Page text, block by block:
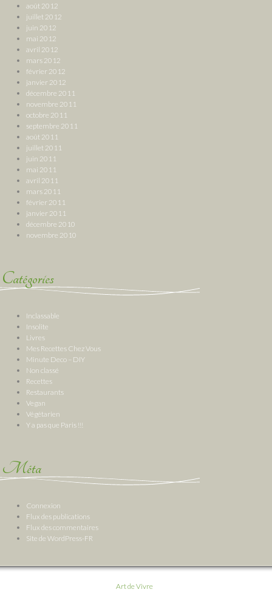
août 2012
juillet 2012
juin 2012
mai 2012
avril 2012
mars 2012
février 2012
janvier 2012
décembre 2011
novembre 2011
octobre 2011
septembre 2011
août 2011
juillet 2011
juin 2011
mai 2011
avril 2011
mars 2011
février 2011
janvier 2011
décembre 2010
novembre 2010
Catégories
Inclassable
Insolite
Livres
Mes Recettes Chez Vous
Minute Deco – DIY
Non classé
Recettes
Restaurants
Vegan
Végétarien
Y a pas que Paris !!!
Méta
Connexion
Flux des publications
Flux des commentaires
Site de WordPress-FR
Art de Vivre